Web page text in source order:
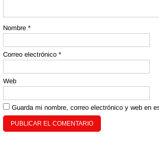
Nombre *
Correo electrónico *
Web
Guarda mi nombre, correo electrónico y web en